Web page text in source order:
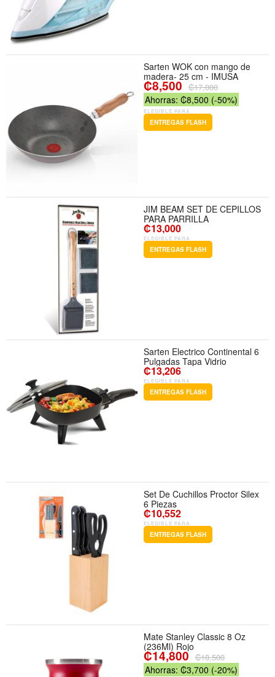
Sarten WOK con mango de
madera- 25 cm - IMUSA
₡8,500 ₡17,000
Ahorras: ₡8,500 (-50%)
ELEGIBLE PARA
ENTREGAS FLASH
JIM BEAM SET DE CEPILLOS
PARA PARRILLA
₡13,000
ELEGIBLE PARA
ENTREGAS FLASH
Sarten Electrico Continental 6
Pulgadas Tapa Vidrio
₡13,206
ELEGIBLE PARA
ENTREGAS FLASH
Set De Cuchillos Proctor Silex
6 Piezas
₡10,552
ELEGIBLE PARA
ENTREGAS FLASH
Mate Stanley Classic 8 Oz
(236Ml) Rojo
₡14,800 ₡18,500
Ahorras: ₡3,700 (-20%)